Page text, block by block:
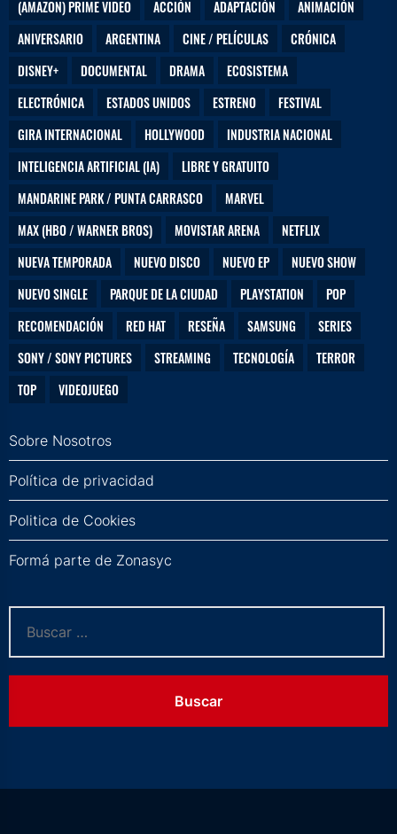
(AMAZON) PRIME VIDEO ACCIÓN ADAPTACIÓN
ANIMACIÓN
ANIVERSARIO
ARGENTINA CINE / PELÍCULAS
CRÓNICA
DISNEY+
DOCUMENTAL DRAMA
ECOSISTEMA
ELECTRÓNICA
ESTADOS UNIDOS ESTRENO
FESTIVAL
GIRA INTERNACIONAL
HOLLYWOOD
INDUSTRIA NACIONAL
INTELIGENCIA ARTIFICIAL (IA)
LIBRE Y GRATUITO
MANDARINE PARK / PUNTA CARRASCO
MARVEL
MAX (HBO / WARNER BROS)
MOVISTAR ARENA
NETFLIX
NUEVA TEMPORADA
NUEVO DISCO NUEVO EP
NUEVO SHOW
NUEVO SINGLE
PARQUE DE LA CIUDAD PLAYSTATION
POP
RECOMENDACIÓN
RED HAT RESEÑA SAMSUNG
SERIES
SONY / SONY PICTURES
STREAMING TECNOLOGÍA
TERROR
TOP
VIDEOJUEGO
Sobre Nosotros
Política de privacidad
Politica de Cookies
Formá parte de Zonasyc